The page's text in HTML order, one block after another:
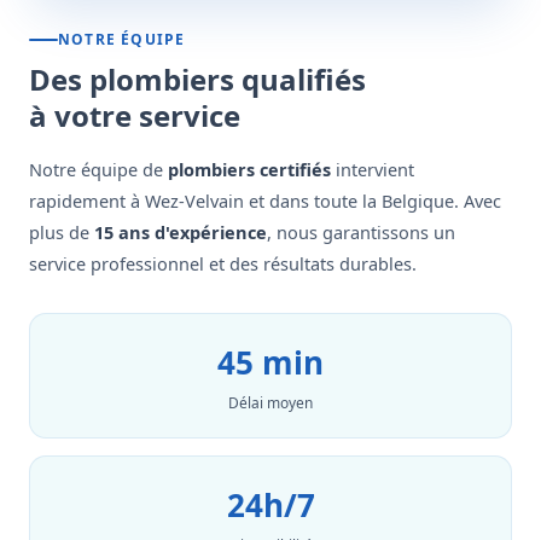
NOTRE ÉQUIPE
Des plombiers qualifiés
à votre service
Notre équipe de plombiers certifiés intervient
rapidement à Wez-Velvain et dans toute la Belgique. Avec
plus de 15 ans d'expérience, nous garantissons un
service professionnel et des résultats durables.
45 min
Délai moyen
24h/7